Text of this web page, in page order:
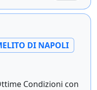
DI NAPOLI
Condizioni con